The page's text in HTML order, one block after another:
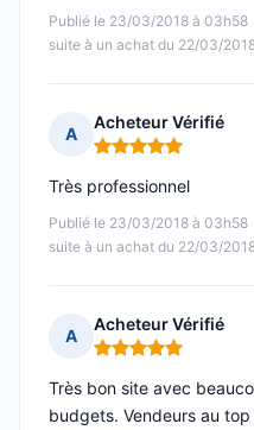
Publié le 23/03/2018 à 03h58
suite à un achat du 22/03/
A
Acheteur Vérifié
Note : 5 sur 5
Publié le 23/03/2018 à 03h58
suite à un achat du 22/03/
Très professionnel
A
Acheteur Vérifié
Note : 5 sur 5
Très bon site avec
budgets. Vendeurs au